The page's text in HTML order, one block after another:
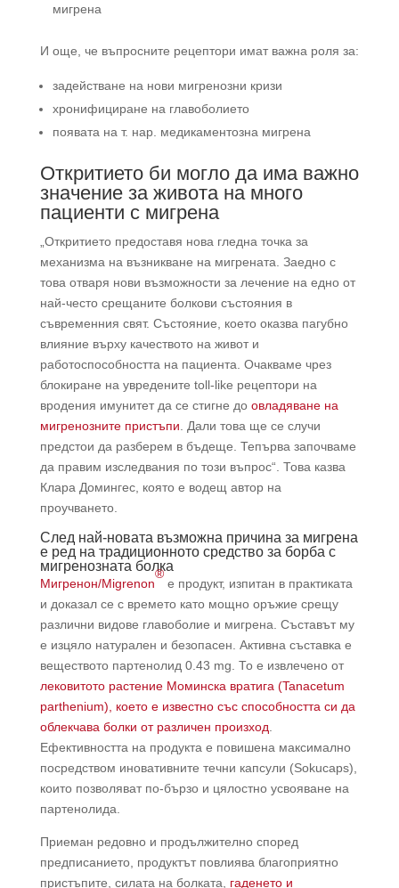
мигрена
И още, че въпросните рецептори имат важна роля за:
задействане на нови мигренозни кризи
хронифициране на главоболието
появата на т. нар. медикаментозна мигрена
Откритието би могло да има важно
значение за живота на много
пациенти с мигрена
„Откритието предоставя нова гледна точка за
механизма на възникване на мигрената. Заедно с
това отваря нови възможности за лечение на едно от
най-често срещаните болкови състояния в
съвременния свят. Състояние, което оказва пагубно
влияние върху качеството на живот и
работоспособността на пациента. Очакваме чрез
блокиране на увредените toll-like рецептори на
вродения имунитет да се стигне до овладяване на
мигренозните пристъпи . Дали това ще се случи
предстои да разберем в бъдеще. Тепърва започваме
да правим изследвания по този въпрос“. Това казва
Клара Домингес, която е водещ автор на
проучването.
След най-новата възможна причина за мигрена
е ред на традиционното средство за борба с
мигренозната болка
Мигренон/Migrenon
®
е продукт, изпитан в практиката
и доказал се с времето като мощно оръжие срещу
различни видове главоболие и мигрена. Съставът му
е изцяло натурален и безопасен. Активна съставка е
веществото партенолид 0.43 mg. То е извлечено от
лековитото растение Моминска вратига (Tanacetum
parthenium), което е известно със способността си да
облекчава болки от различен произход
Ефективността на продукта е повишена максимално
посредством иновативните течни капсули (Sokucaps),
които позволяват по-бързо и цялостно усвояване на
партенолида.
Приеман редовно и продължително според
предписанието, продуктът повлиява благоприятно
пристъпите, силата на болката, гаденето и